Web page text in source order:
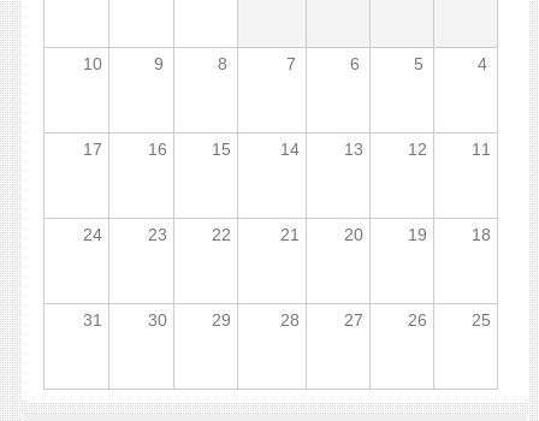
4
5
6
7
8
9
10
11
12
13
14
15
16
17
18
19
20
21
22
23
24
25
26
27
28
29
30
31